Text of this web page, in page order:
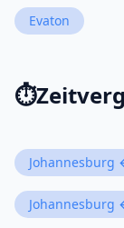
Evaton
⏱️